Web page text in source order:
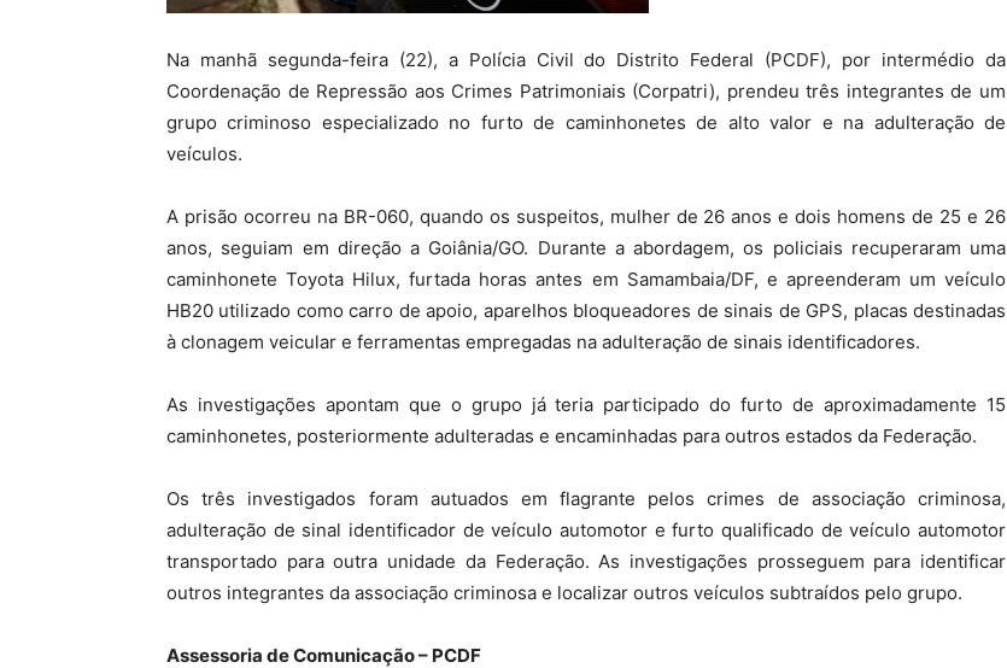
Na manhã segunda-feira (22), a Polícia Civil do Distrito Federal (PCDF), por intermédio da
Coordenação de Repressão aos Crimes Patrimoniais (Corpatri), prendeu três integrantes de um
grupo criminoso especializado no furto de caminhonetes de alto valor e na adulteração de
veículos.
A prisão ocorreu na BR-060, quando os suspeitos, mulher de 26 anos e dois homens de 25 e 26
anos, seguiam em direção a Goiânia/GO. Durante a abordagem, os policiais recuperaram uma
caminhonete Toyota Hilux, furtada horas antes em Samambaia/DF, e apreenderam um veículo
HB20 utilizado como carro de apoio, aparelhos bloqueadores de sinais de GPS, placas destinadas
à clonagem veicular e ferramentas empregadas na adulteração de sinais identificadores.
As investigações apontam que o grupo já teria participado do furto de aproximadamente 15
caminhonetes, posteriormente adulteradas e encaminhadas para outros estados da Federação.
Os três investigados foram autuados em flagrante pelos crimes de associação criminosa,
adulteração de sinal identificador de veículo automotor e furto qualificado de veículo automotor
transportado para outra unidade da Federação. As investigações prosseguem para identificar
outros integrantes da associação criminosa e localizar outros veículos subtraídos pelo grupo.
Assessoria de Comunicação – PCDF